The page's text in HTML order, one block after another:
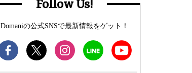
Follow Us!
Domaniの公式SNSで最新情報をゲット！